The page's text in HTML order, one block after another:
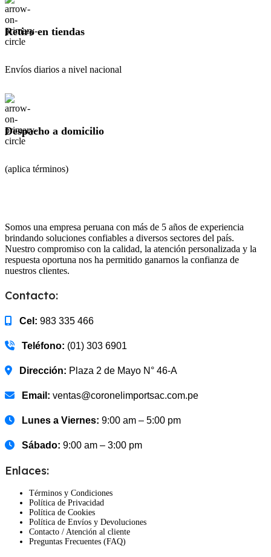
Retiro en tiendas
Envíos diarios a nivel nacional
Despacho a domicilio
(aplica términos)
Somos una empresa peruana con más de 5 años de experiencia
brindando soluciones confiables a diversos sectores del país.
Nuestro compromiso con la calidad, la atención personalizada y la
respuesta oportuna nos ha permitido ganarnos la confianza de
nuestros clientes.
Contacto:
Cel: 983 335 466
Teléfono: (01) 303 6901
Dirección: Plaza 2 de Mayo N° 46-A
Email: ventas@coronelimportsac.com.pe
Lunes a Viernes: 9:00 am – 5:00 pm
Sábado: 9:00 am – 3:00 pm
Enlaces:
Términos y Condiciones
Política de Privacidad
Política de Cookies
Política de Envíos y Devoluciones
Contacto / Atención al cliente
Preguntas Frecuentes (FAQ)